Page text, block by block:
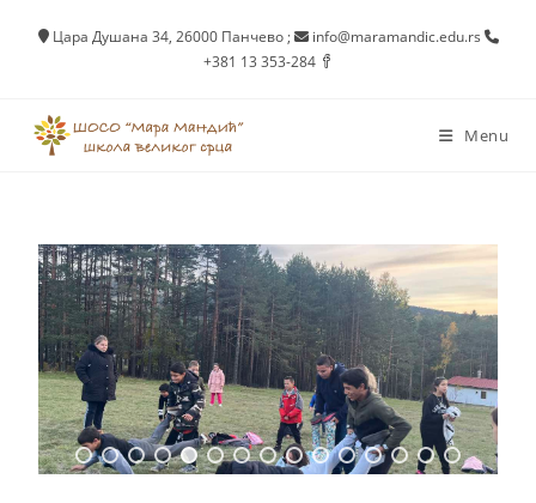
Цара Душана 34, 26000 Панчево;
info@maramandic.edu.rs
+381 13 353-284
Menu